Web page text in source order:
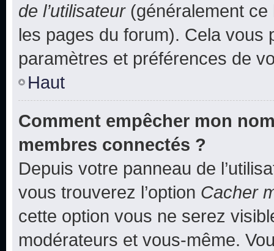
de l’utilisateur(généralement ce
les pages du forum). Cela vous
paramètres et préférences de
Haut
Comment empêcher mon
membres connectés ?
Depuis votre panneau de
vous trouverez l’option Cacher
cette option vous ne serez
modérateurs et vous-même.